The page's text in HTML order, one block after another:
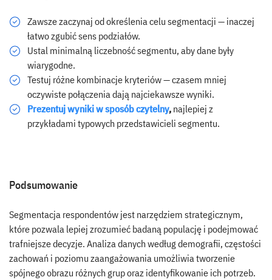
Zawsze zaczynaj od określenia celu segmentacji — inaczej
łatwo zgubić sens podziałów.
Ustal minimalną liczebność segmentu, aby dane były
wiarygodne.
Testuj różne kombinacje kryteriów — czasem mniej
oczywiste połączenia dają najciekawsze wyniki.
Prezentuj wyniki w sposób czytelny, najlepiej z
przykładami typowych przedstawicieli segmentu.
Podsumowanie
Segmentacja respondentów jest narzędziem strategicznym,
które pozwala lepiej zrozumieć badaną populację i podejmować
trafniejsze decyzje. Analiza danych według demografii, częstości
zachowań i poziomu zaangażowania umożliwia tworzenie
spójnego obrazu różnych grup oraz identyfikowanie ich potrzeb.